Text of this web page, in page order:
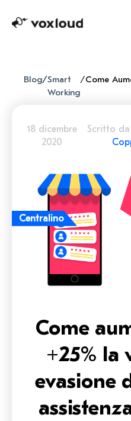
Blog/Smart
Working
/
18 dicembre
2020
Scritto da
Centralino
Come
+25% la
evasione